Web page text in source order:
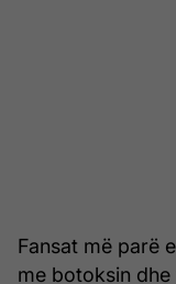
Fansat më parë
me botoksin